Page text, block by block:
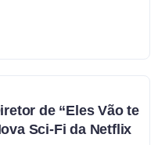
de “Eles Vão te
Sci-Fi da Netflix